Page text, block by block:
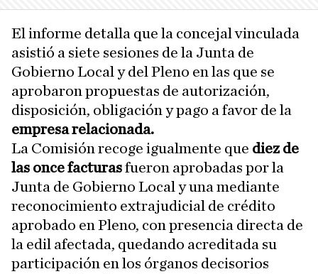
El informe detalla que la concejal vinculada
asistió a siete sesiones de la Junta de
Gobierno Local y del Pleno en las que se
aprobaron propuestas de autorización,
disposición, obligación y pago a favor de la
empresa relacionada.
La Comisión recoge igualmente que diez de
las once facturasfueron aprobadas por la
Junta de Gobierno Local y una mediante
reconocimiento extrajudicial de crédito
aprobado en Pleno, con presencia directa de
la edil afectada, quedando acreditada su
participación en los órganos decisorios